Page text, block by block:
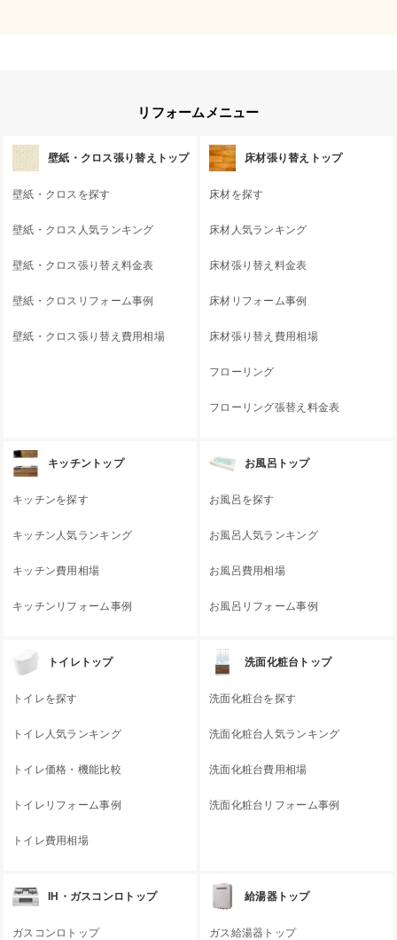
リフォームメニュー
壁紙・クロス張り替えトップ
壁紙・クロスを探す
壁紙・クロス人気ランキング
壁紙・クロス張り替え料金表
壁紙・クロスリフォーム事例
壁紙・クロス張り替え費用相場
床材張り替えトップ
床材を探す
床材人気ランキング
床材張り替え料金表
床材リフォーム事例
床材張り替え費用相場
フローリング
フローリング張替え料金表
キッチントップ
キッチンを探す
キッチン人気ランキング
キッチン費用相場
キッチンリフォーム事例
お風呂トップ
お風呂を探す
お風呂人気ランキング
お風呂費用相場
お風呂リフォーム事例
トイレトップ
トイレを探す
トイレ人気ランキング
トイレ価格・機能比較
トイレリフォーム事例
トイレ費用相場
洗面化粧台トップ
洗面化粧台を探す
洗面化粧台人気ランキング
洗面化粧台費用相場
洗面化粧台リフォーム事例
IH・ガスコンロトップ
ガスコンロトップ
給湯器トップ
ガス給湯器トップ